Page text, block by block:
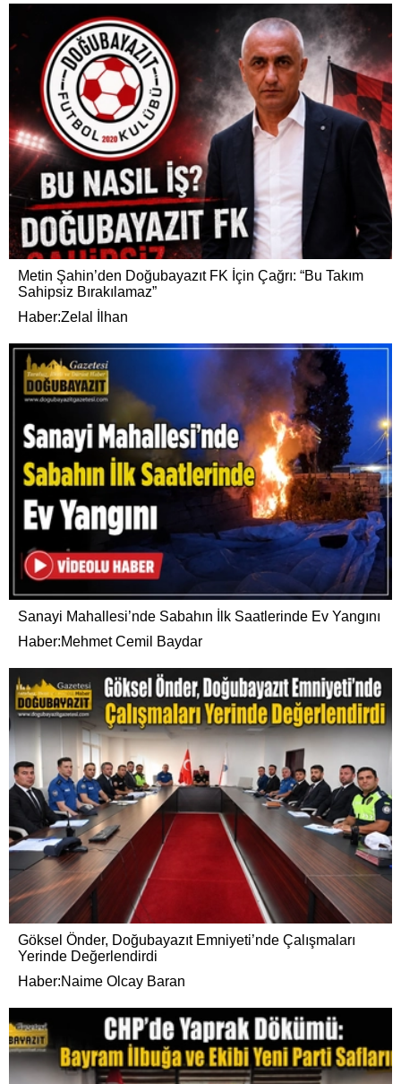
Metin Şahin’den Doğubayazıt FK İçin Çağrı: “Bu Takım
Sahipsiz Bırakılamaz”
Haber:Zelal İlhan
Sanayi Mahallesi’nde Sabahın İlk Saatlerinde Ev Yangını
Haber:Mehmet Cemil Baydar
Göksel Önder, Doğubayazıt Emniyeti’nde Çalışmaları
Yerinde Değerlendirdi
Haber:Naime Olcay Baran